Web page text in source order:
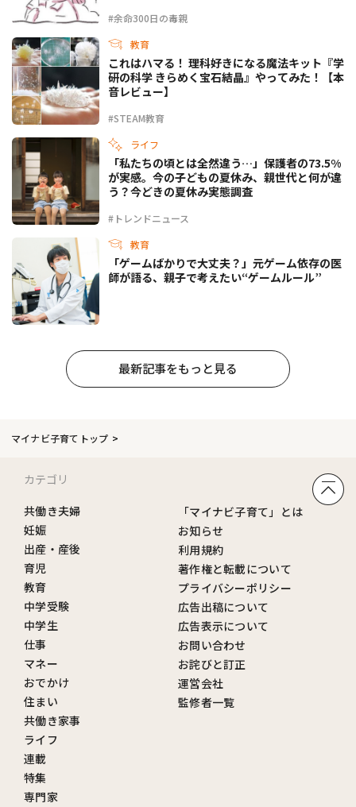
#余命300日の毒親
教育
#STEAM教育
これはハマる！ 理科好きになる魔法キット『学
研の科学 きらめく宝石結晶』やってみた！【本
音レビュー】
ライフ
#トレンドニュース
「私たちの頃とは全然違う…」保護者の73.5%
が実感。今の子どもの夏休み、親世代と何が違
う？今どきの夏休み実態調査
教育
「ゲームばかりで大丈夫？」元ゲーム依存の医
師が語る、親子で考えたい“ゲームルール”
最新記事をもっと見る
マイナビ子育てトップ
カテゴリ
共働き夫婦
妊娠
出産・産後
育児
教育
中学受験
中学生
仕事
マネー
おでかけ
住まい
共働き家事
ライフ
連載
特集
専門家
「マイナビ子育て」とは
お知らせ
利用規約
著作権と転載について
プライバシーポリシー
広告出稿について
広告表示について
お問い合わせ
お詫びと訂正
運営会社
監修者一覧